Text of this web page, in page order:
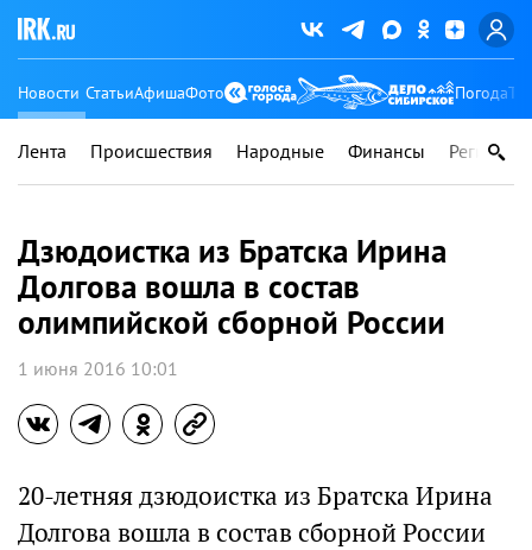
Новости СтатьиАфишаФото Погода
Лента Происшествия Народные Финансы Регионы
Дзюдоистка из Братска Ирина
Долгова вошла в состав
олимпийской сборной России
1 июня 2016 10:01
20-летняя дзюдоистка из Братска Ирина
Долгова вошла в состав сборной России